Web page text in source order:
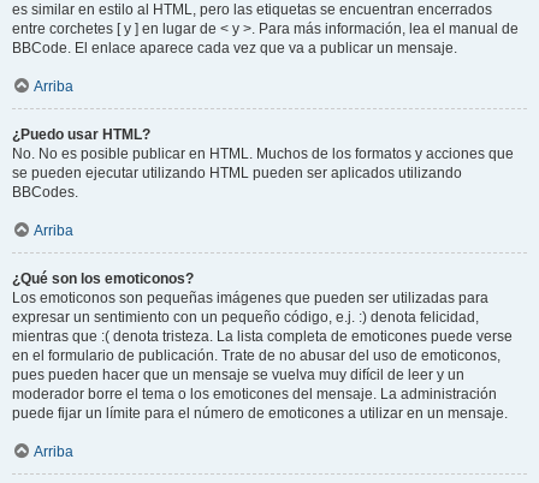
es similar en estilo al HTML, pero las etiquetas se encuentran encerrados
entre corchetes [ y ] en lugar de < y >. Para más información, lea el manual de
BBCode. El enlace aparece cada vez que va a publicar un mensaje.
Arriba
¿Puedo usar HTML?
No. No es posible publicar en HTML. Muchos de los formatos y acciones que
se pueden ejecutar utilizando HTML pueden ser aplicados utilizando
BBCodes.
Arriba
¿Qué son los emoticonos?
Los emoticonos son pequeñas imágenes que pueden ser utilizadas para
expresar un sentimiento con un pequeño código, e.j. :) denota felicidad,
mientras que :( denota tristeza. La lista completa de emoticones puede verse
en el formulario de publicación. Trate de no abusar del uso de emoticonos,
pues pueden hacer que un mensaje se vuelva muy difícil de leer y un
moderador borre el tema o los emoticones del mensaje. La administración
puede fijar un límite para el número de emoticones a utilizar en un mensaje.
Arriba